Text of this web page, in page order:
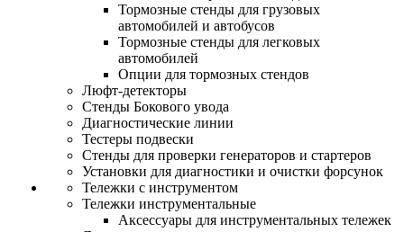
Тормозные стенды для грузовых
автомобилей и автобусов
Тормозные стенды для легковых
автомобилей
Опции для тормозных стендов
Люфт-детекторы
Стенды Бокового увода
Диагностические линии
Тестеры подвески
Стенды для проверки генераторов и стартеров
Установки для диагностики и очистки форсунок
Тележки с инструментом
Тележки инструментальные
Аксессуары для инструментальных тележек